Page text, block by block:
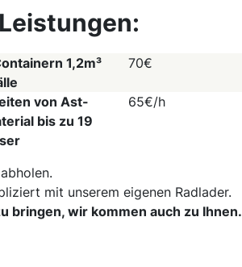
1,2m³
70€
von Ast-
bis zu 19
65€/h
mit unserem eigenen Radlader.
bringen, wir kommen auch zu Ihnen.